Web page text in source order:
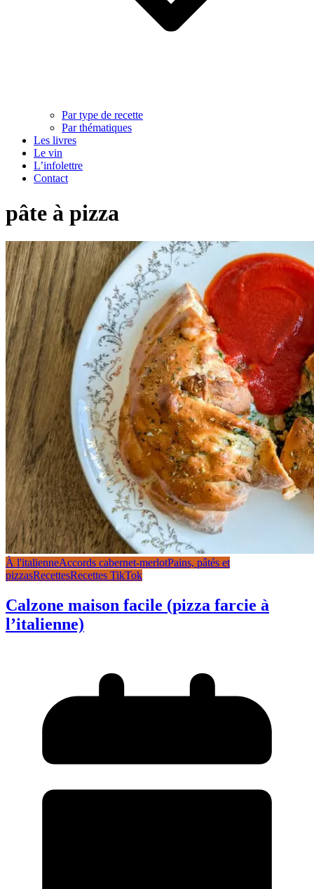
Par type de recette
Par thématiques
Les livres
Le vin
L’infolettre
Contact
pâte à pizza
À l'italienneAccords cabernet-merlotPains, pâtés et
pizzasRecettesRecettes TikTok
Calzone maison facile (pizza farcie à
l’italienne)